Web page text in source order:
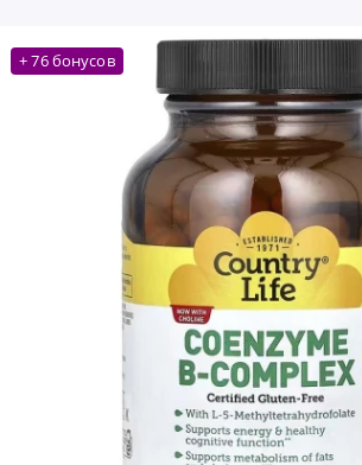
+ 76 бонусов